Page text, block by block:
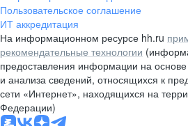
Пользовательское соглашение
ИТ аккредитация
На информационном ресурсе hh.ru
рекомендательные технологии
предоставления информации на
и анализа сведений, относящихся к
сети «Интернет», находящихся на
Федерации)